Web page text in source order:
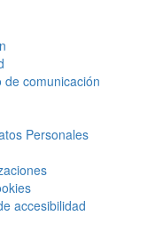
de comunicación
Personales
accesibilidad